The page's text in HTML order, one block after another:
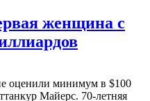
женщина с
оценили минимум в $100
Майерс. 70-летняя